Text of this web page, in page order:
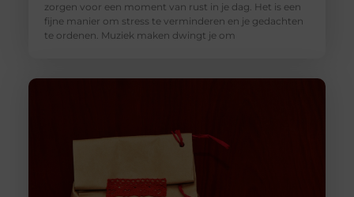
zorgen voor een moment van rust in je dag. Het is een
fijne manier om stress te verminderen en je gedachten
te ordenen. Muziek maken dwingt je om